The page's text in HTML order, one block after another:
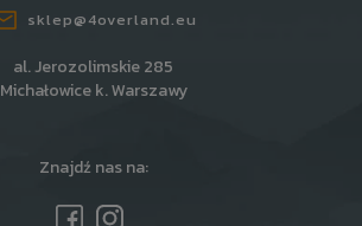
sklep@4overland.eu
al. Jerozolimskie 285
Michałowice k. Warszawy
Znajdź nas na: